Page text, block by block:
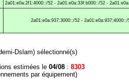
2a01:e0a:2f1:4000::/52 - 2a01:e0a:33f:b000::/52 -
2a01:e0a:937:3000::/52 -
Dslam) sélectionné(s)
estimées le 04/08 : 8303
par équipement)